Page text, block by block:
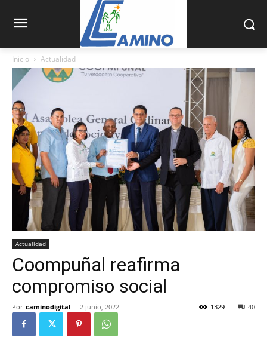
Inicio Actualidad
Actualidad
Coompuñal reafirma
compromiso social
Por caminodigital - 2 junio, 2022 40
1329